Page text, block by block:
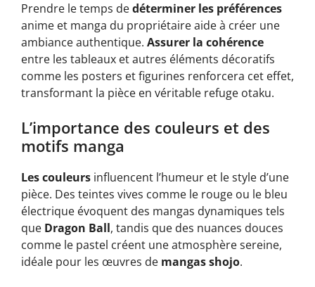
Prendre le temps dedéterminer les préférences
anime et manga du propriétaire aide à créer une
ambiance authentique. Assurer la cohérence
entre les tableaux et autres éléments décoratifs
comme les posters et figurines renforcera cet effet,
transformant la pièce en véritable refuge otaku.
L’importance des couleurs et des
motifs manga
Les couleurs influencent l’humeur et le style d’une
pièce. Des teintes vives comme le rouge ou le bleu
électrique évoquent des mangas dynamiques tels
que Dragon Ball, tandis que des nuances douces
comme le pastel créent une atmosphère sereine,
idéale pour les œuvres de mangas shojo.